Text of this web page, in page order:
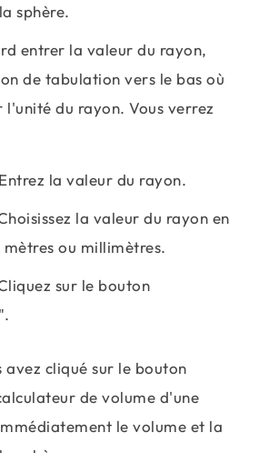
sphère.
entrer la valeur du rayon,
de tabulation vers le bas où
l'unité du rayon. Vous verrez
la valeur du rayon.
la valeur du rayon en
ou millimètres.
sur le bouton
avez cliqué sur le bouton
de volume d'une
le volume et la